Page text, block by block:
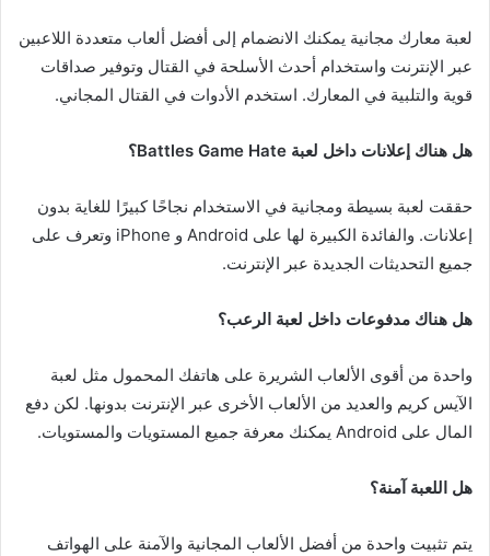
لعبة معارك مجانية يمكنك الانضمام إلى أفضل ألعاب متعددة اللاعبين
عبر الإنترنت واستخدام أحدث الأسلحة في القتال وتوفير صداقات
قوية والتلبية في المعارك. استخدم الأدوات في القتال المجاني.
هل هناك إعلانات داخل لعبة Battles Game Hate؟
حققت لعبة بسيطة ومجانية في الاستخدام نجاحًا كبيرًا للغاية بدون
إعلانات. والفائدة الكبيرة لها على Android و iPhone وتعرف على
جميع التحديثات الجديدة عبر الإنترنت.
هل هناك مدفوعات داخل لعبة الرعب؟
واحدة من أقوى الألعاب الشريرة على هاتفك المحمول مثل لعبة
الآيس كريم والعديد من الألعاب الأخرى عبر الإنترنت بدونها. لكن دفع
المال على Android يمكنك معرفة جميع المستويات والمستويات.
هل اللعبة آمنة؟
يتم تثبيت واحدة من أفضل الألعاب المجانية والآمنة على الهواتف